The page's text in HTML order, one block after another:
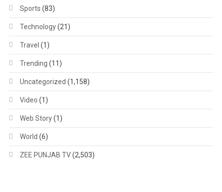
Sports (83)
Technology(21)
Travel (1)
Trending (11)
Uncategorized (1,158)
Video (1)
Web Story(1)
World (6)
ZEE PUNJAB TV(2,503)